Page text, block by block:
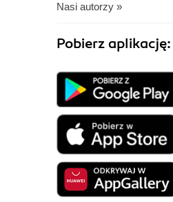
Nasi autorzy »
Pobierz aplikację: